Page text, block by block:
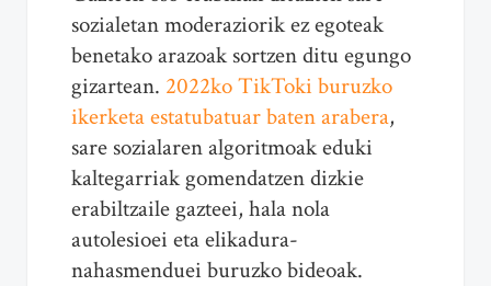
sozialetan moderaziorik ez egoteak
benetako arazoak sortzen ditu egungo
gizartean. 2022ko TikToki buruzko
ikerketa estatubatuar baten arabera,
sare sozialaren algoritmoak eduki
kaltegarriak gomendatzen dizkie
erabiltzaile gazteei, hala nola
autolesioei eta elikadura-
nahasmenduei buruzko bideoak.